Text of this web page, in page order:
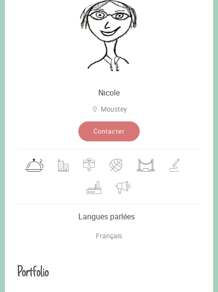
Nicole
Moustey
Contacter
Langues parlées
Français
Portfolio